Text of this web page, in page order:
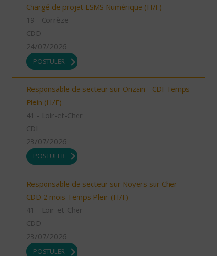
Chargé de projet ESMS Numérique (H/F)
19 - Corrèze
CDD
24/07/2026
POSTULER
Responsable de secteur sur Onzain - CDI Temps
Plein (H/F)
41 - Loir-et-Cher
CDI
23/07/2026
POSTULER
Responsable de secteur sur Noyers sur Cher -
CDD 2 mois Temps Plein (H/F)
41 - Loir-et-Cher
CDD
23/07/2026
POSTULER